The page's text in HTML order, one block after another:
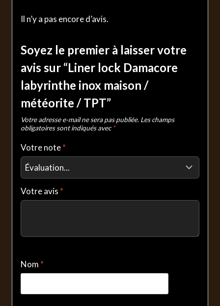
Il n’y a pas encore d’avis.
Soyez le premier à laisser votre
avis sur “Liner lock Damacore
labyrinthe inox maison /
météorite / TPT”
Votre adresse e-mail ne sera pas publiée. Les champs
obligatoires sont indiqués avec*
Votre note*
Votre avis *
Nom *